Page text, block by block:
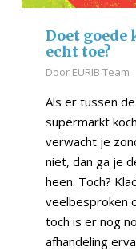
Doet
echt toe?
Door EURIB Team
Als er tussen
supermarkt
verwacht je
niet, dan ga je
heen. Toch?
veelbesproken
toch is er nog
afhandeling